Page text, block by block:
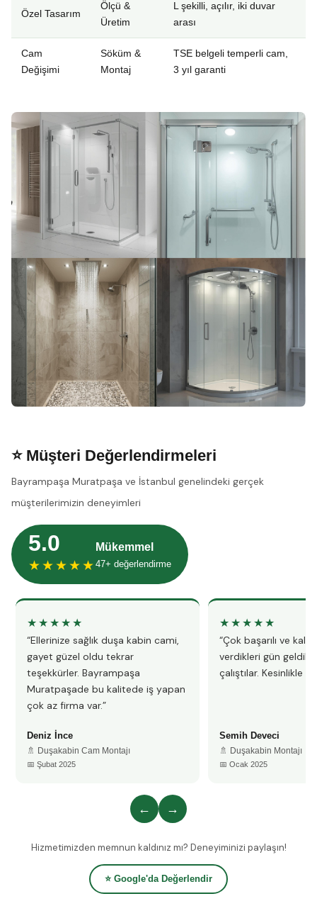
Özel Tasarım
Ölçü &
Üretim
L şekilli, açılır, iki duvar
arası
Cam
Değişimi
Söküm &
Montaj
TSE belgeli temperli cam,
3 yıl garanti
⭐ Müşteri Değerlendirmeleri
Bayrampaşa Muratpaşa ve İstanbul genelindeki gerçek
müşterilerimizin deneyimleri
5.0
★★★★★
Mükemmel
47+ değerlendirme
★★★★★
“Ellerinize sağlık duşa kabin cami,
gayet güzel oldu tekrar
teşekkürler. Bayrampaşa
Muratpaşade bu kalitede iş yapan
çok az firma var.”
Deniz İnce
🚿 Duşakabin Cam Montajı
📅 Şubat 2025
★★★★★
“Çok başarılı ve
verdikleri gün
çalıştılar. Kesinlikle
Semih Deveci
🚿 Duşakabin Montajı
📅 Ocak 2025
← →
Hizmetimizden memnun kaldınız mı? Deneyiminizi paylaşın!
⭐ Google'da Değerlendir